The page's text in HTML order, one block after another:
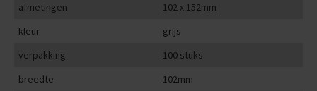
afmetingen
102 x 152mm
kleur
grijs
verpakking
100 stuks
breedte
102mm